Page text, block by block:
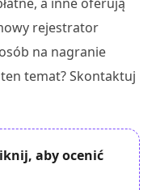
rejestrator
na nagranie
temat? Skontaktuj
aby ocenić